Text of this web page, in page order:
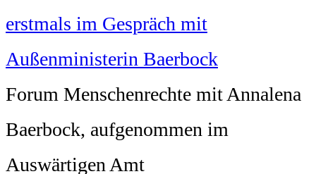
Forum Menschenrechte mit Annalena
Baerbock, aufgenommen im
Auswärtigen Amt